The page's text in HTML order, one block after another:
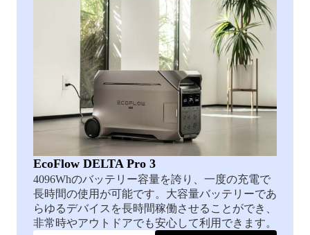
EcoFlow DELTA Pro 3
4096Whのバッテリー容量を誇り、一度の充電で
長時間の使用が可能です。大容量バッテリーであ
らゆるデバイスを長時間稼働させることができ、
非常時やアウトドアでも安心して利用できます。